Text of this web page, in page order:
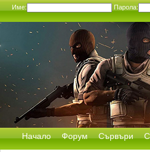
Име: Парола:
Начало Форум Сървъри